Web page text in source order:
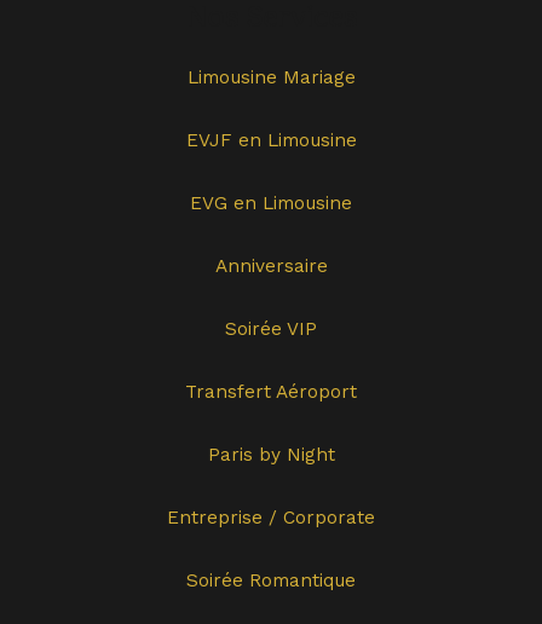
Limousine Mariage
EVJF en Limousine
EVG en Limousine
Anniversaire
Soirée VIP
Transfert Aéroport
Paris by Night
Entreprise / Corporate
Soirée Romantique